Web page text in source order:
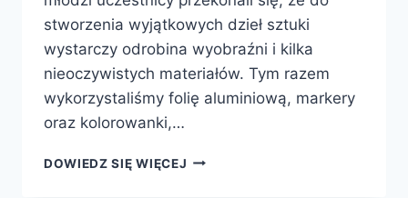
stworzenia wyjątkowych dzieł sztuki
wystarczy odrobina wyobraźni i kilka
nieoczywistych materiałów. Tym razem
wykorzystaliśmy folię aluminiową, markery
oraz kolorowanki,…
DOWIEDZ SIĘ WIĘCEJ OBRAZY